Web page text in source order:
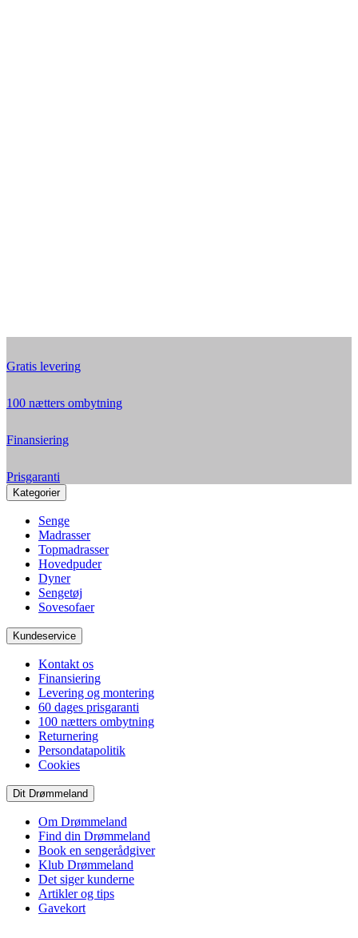
Gratis levering
100 nætters ombytning
Finansiering
Prisgaranti
Kategorier
Senge
Madrasser
Topmadrasser
Hovedpuder
Dyner
Sengetøj
Sovesofaer
Kundeservice
Kontakt os
Finansiering
Levering og montering
60 dages prisgaranti
100 nætters ombytning
Returnering
Persondatapolitik
Cookies
Dit Drømmeland
Om Drømmeland
Find din Drømmeland
Book en sengerådgiver
Klub Drømmeland
Det siger kunderne
Artikler og tips
Gavekort